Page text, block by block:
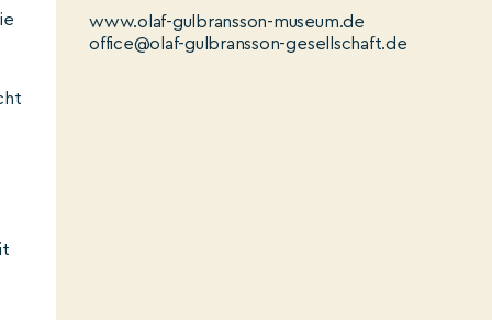
www.olaf-gulbransson-museum.de
office@olaf-gulbransson-gesellschaft.de